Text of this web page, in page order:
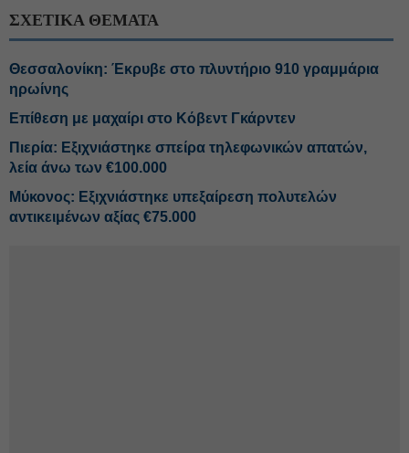
ΣΧΕΤΙΚΑ ΘΕΜΑΤΑ
Θεσσαλονίκη: Έκρυβε στο πλυντήριο 910 γραμμάρια
ηρωίνης
Eπίθεση με μαχαίρι στο Κόβεντ Γκάρντεν
Πιερία: Εξιχνιάστηκε σπείρα τηλεφωνικών απατών,
λεία άνω των €100.000
Μύκονος: Εξιχνιάστηκε υπεξαίρεση πολυτελών
αντικειμένων αξίας €75.000